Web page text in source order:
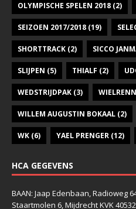
OLYMPISCHE SPELEN 2018 (2)
SEIZOEN 2017/2018 (19)
SHORTTRACK (2) SICCO
SLIJPEN (5) THIALF (2)
WEDSTRIJDPAK (3)
WILLEM AUGUSTIN BOKAAL (2)
WK (6) YAEL PRENGER (12)
HCA GEGEVENS
BAAN: Jaap Edenbaan, Radioweg
Staartmolen 6, Mijdrecht KVK